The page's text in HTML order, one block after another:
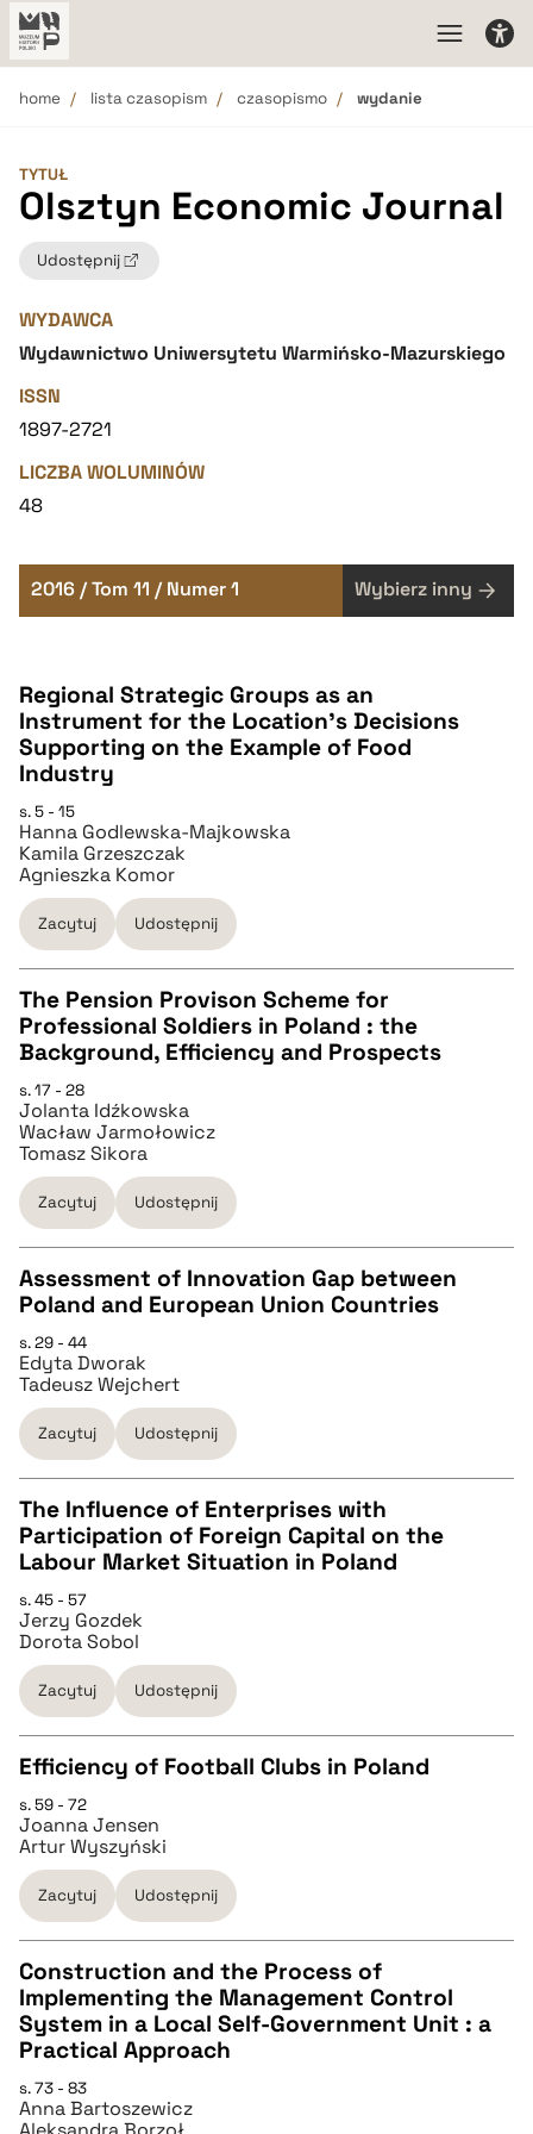
home lista czasopism czasopismo wydanie
TYTUŁ
Olsztyn Economic Journal
Udostępnij
WYDAWCA
Wydawnictwo Uniwersytetu Warmińsko-Mazurskiego
ISSN
1897-2721
LICZBA WOLUMINÓW
48
2016 / Tom 11 / Numer 1 Wybierz inny
Regional Strategic Groups as an
Instrument for the Location's Decisions
Supporting on the Example of Food
Industry
s. 5 - 15
Hanna Godlewska-Majkowska
Kamila Grzeszczak
Agnieszka Komor
Zacytuj Udostępnij
CZYSTY TEKST
pobierz cytat
BIBTEX
pobierz cytat
The Pension Provison Scheme for
Professional Soldiers in Poland : the
Background, Efficiency and Prospects
s. 17 - 28
Jolanta Idźkowska
Wacław Jarmołowicz
Tomasz Sikora
Zacytuj Udostępnij
pobierz cytat
BIBTEX
pobierz cytat
Assessment of Innovation Gap between
Poland and European Union Countries
s. 29 - 44
Edyta Dworak
Tadeusz Wejchert
Zacytuj Udostępnij
CZYSTY TEKST
pobierz cytat
BIBTEX
pobierz cytat
The Influence of Enterprises with
Participation of Foreign Capital on the
Labour Market Situation in Poland
s. 45 - 57
Jerzy Gozdek
Dorota Sobol
Zacytuj Udostępnij
CZYSTY TEKST
pobierz cytat
pobierz cytat
Efficiency of Football Clubs in Poland
s. 59 - 72
Joanna Jensen
Artur Wyszyński
Zacytuj Udostępnij
CZYSTY TEKST
pobierz cytat
Construction and the Process of
Implementing the Management Control
System in a Local Self-Government Unit : a
Practical Approach
s. 73 - 83
Anna Bartoszewicz